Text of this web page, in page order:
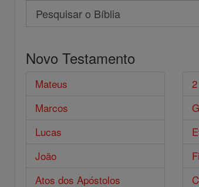
Search
Pesquisar
Bíblia
Novo Testamento
Mateus
Marcos
Lucas
João
Atos dos Apóstolos